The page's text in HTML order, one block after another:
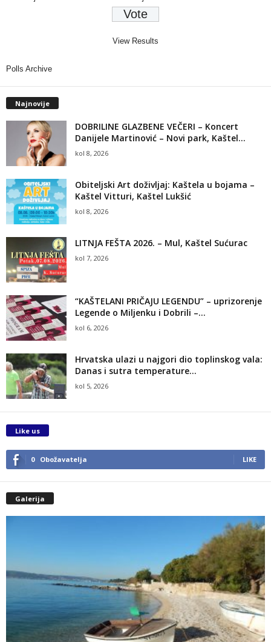
View Results
Polls Archive
Najnovije
DOBRILINE GLAZBENE VEČERI – Koncert
Danijele Martinović – Novi park, Kaštel...
kol 8, 2026
Obiteljski Art doživljaj: Kaštela u bojama –
Kaštel Vitturi, Kaštel Lukšić
kol 8, 2026
LITNJA FEŠTA 2026. – Mul, Kaštel Sućurac
kol 7, 2026
“KAŠTELANI PRIČAJU LEGENDU” – uprizorenje
Legende o Miljenku i Dobrili –...
kol 6, 2026
Hrvatska ulazi u najgori dio toplinskog vala:
Danas i sutra temperature...
kol 5, 2026
Like us
0 Obožavatelja LIKE
Galerija